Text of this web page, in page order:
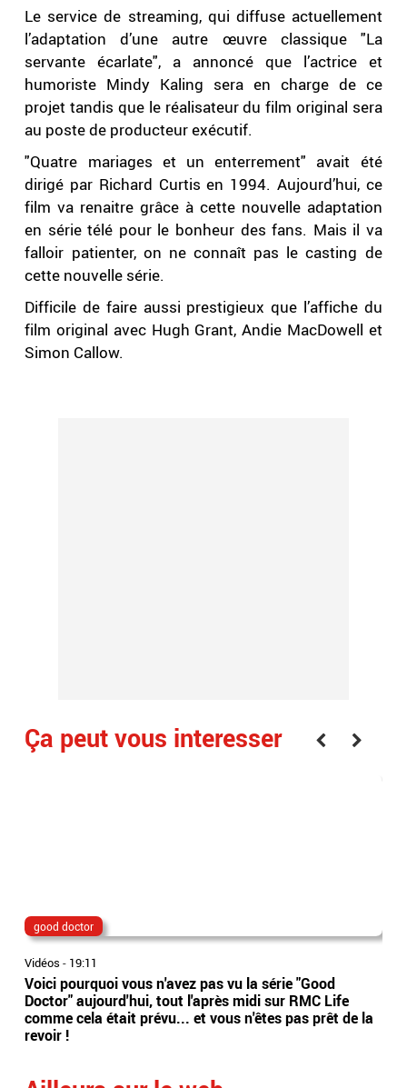
Le service de streaming, qui diffuse actuellement
l’adaptation d’une autre œuvre classique "La
servante écarlate", a annoncé que l’actrice et
humoriste Mindy Kaling sera en charge de ce
projet tandis que le réalisateur du film original sera
au poste de producteur exécutif.
"Quatre mariages et un enterrement" avait été
dirigé par Richard Curtis en 1994. Aujourd’hui, ce
film va renaitre grâce à cette nouvelle adaptation
en série télé pour le bonheur des fans. Mais il va
falloir patienter, on ne connaît pas le casting de
cette nouvelle série.
Difficile de faire aussi prestigieux que l’affiche du
film original avec Hugh Grant, Andie MacDowell et
Simon Callow.
Ça peut vous interesser
good doctor
Vidéos - 19:11
Voici pourquoi vous n'avez pas vu la série "Good
Doctor" aujourd'hui, tout l'après midi sur RMC Life
comme cela était prévu... et vous n'êtes pas prêt de la
revoir !